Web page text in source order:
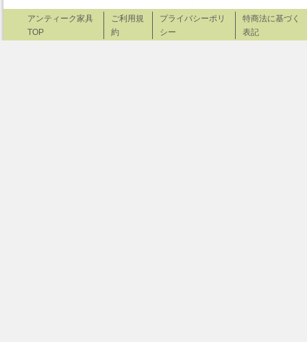
アンティーク家具
TOP
ご利用規
約
プライバシーポリ
シー
特商法に基づく
表記